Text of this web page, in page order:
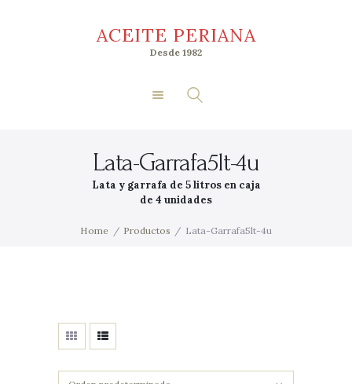
ACEITE PERIANA
Desde 1982
Lata-Garrafa5lt-4u
Lata y garrafa de 5 litros en caja
de 4 unidades
Home Productos Lata-Garrafa5lt-4u
ACEITE PERIANA